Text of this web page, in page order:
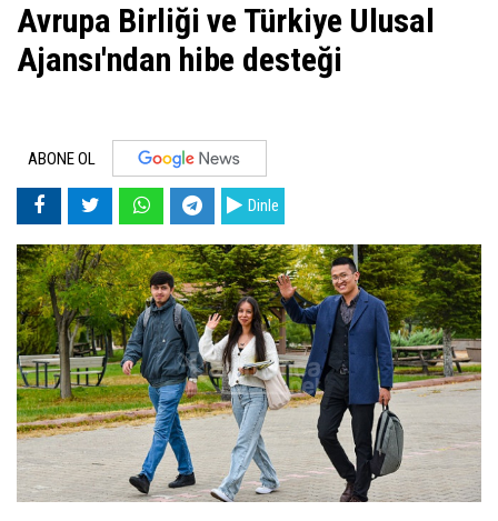
Avrupa Birliği ve Türkiye Ulusal
Ajansı'ndan hibe desteği
ABONE OL
Dinle